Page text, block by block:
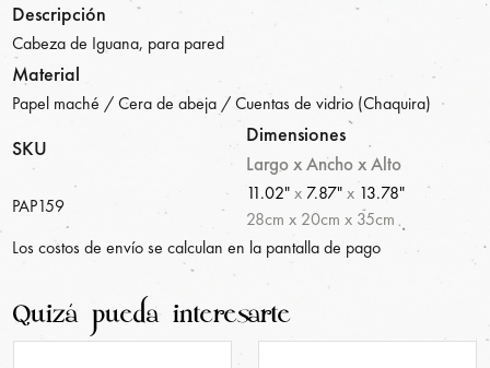
Descripción
Cabeza de Iguana, para pared
Material
Papel maché / Cera de abeja / Cuentas de vidrio (Chaquira)
SKU
Dimensiones
Largo x Ancho x Alto
PAP159
11.02"x 7.87"x 13.78"
28cm x 20cm x 35cm
Los costos de envío se calculan en la pantalla de pago
Quizá pueda interesarte